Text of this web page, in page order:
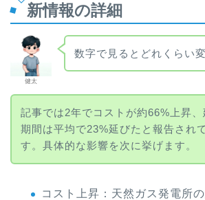
新情報の詳細
健太
数字で見るとどれくらい
記事では2年でコストが約66%上昇、
期間は平均で23%延びたと報告され
す。具体的な影響を次に挙げます。
コスト上昇：天然ガス発電所